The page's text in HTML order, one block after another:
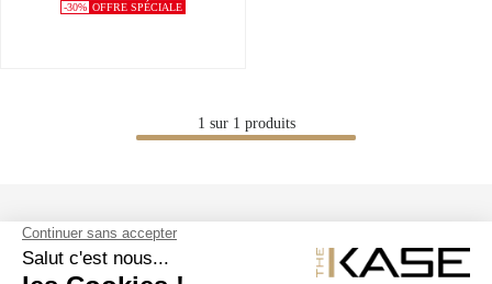
-30% OFFRE SPÉCIALE
1 sur 1 produits